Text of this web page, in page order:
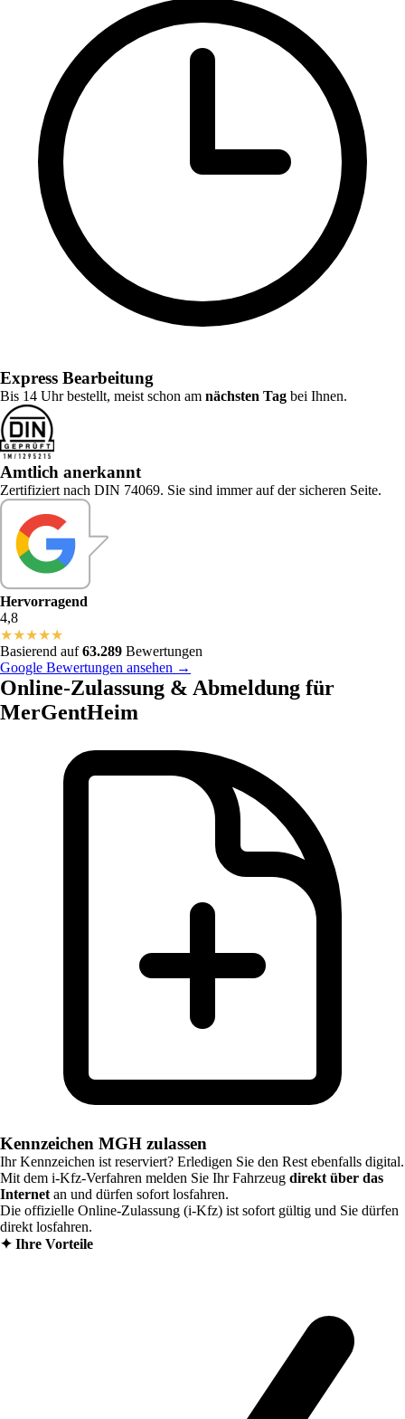
Express Bearbeitung
Bis 14 Uhr bestellt, meist schon am nächsten Tag bei Ihnen.
Amtlich anerkannt
Zertifiziert nach DIN 74069. Sie sind immer auf der sicheren Seite.
Hervorragend
4,8
★★★★★
Basierend auf63.289 Bewertungen
Google Bewertungen ansehen →
Online-Zulassung & Abmeldung für
MerGentHeim
Kennzeichen MGH zulassen
Ihr Kennzeichen ist reserviert? Erledigen Sie den Rest ebenfalls digital.
Mit dem i-Kfz-Verfahren melden Sie Ihr Fahrzeug direkt über das
Internet an und dürfen sofort losfahren.
Die offizielle Online-Zulassung (i-Kfz) ist sofort gültig und Sie dürfen
direkt losfahren.
✦ Ihre Vorteile